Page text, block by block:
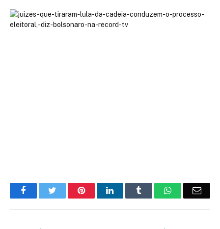
FacebookTwitter PinterestLinkedIn Tumblr WhatsApp